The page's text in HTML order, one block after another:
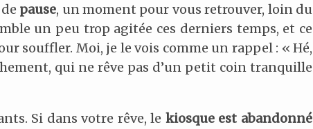
pause, un moment pour vous retrouver, loin du
un peu trop agitée ces derniers temps, et ce
souffler. Moi, je le vois comme un rappel : « Hé,
qui ne rêve pas d’un petit coin tranquille
Si dans votre rêve, le kiosque est abandonné